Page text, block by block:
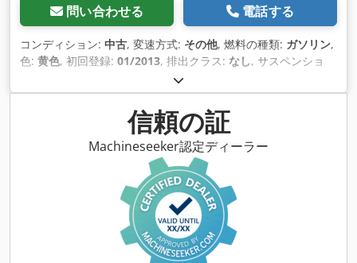
問い合わせる 電話する
コンディション: 中古, 変速方式: その他, 燃料の種類: ガソリン,
色: 黄色, 初回登録: 01/2013, 排出クラス: なし, サスペンショ
, 稼働時間:
信頼の証
Machineseeker認定ディーラー